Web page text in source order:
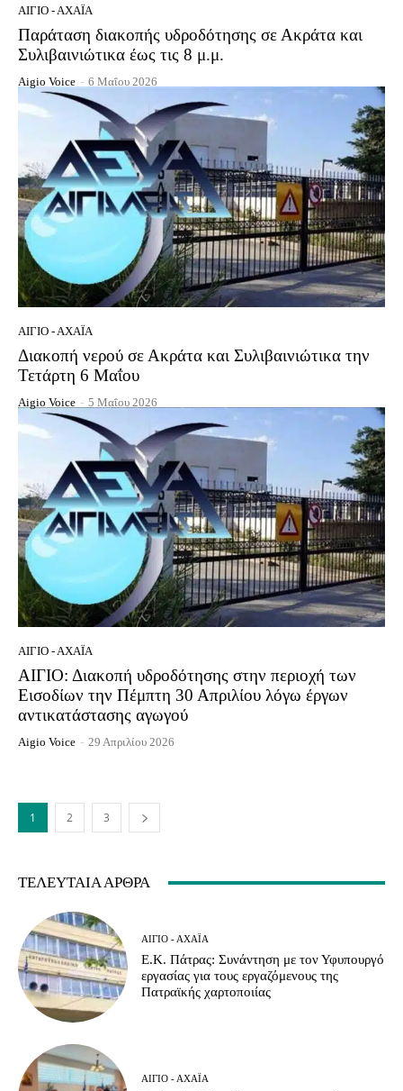
ΑΊΓΙΟ - ΑΧΑΪ́Α
Παράταση διακοπής υδροδότησης σε Ακράτα και
Συλιβαινιώτικα έως τις 8 μ.μ.
Aigio Voice - 6 Μαΐου 2026
ΑΊΓΙΟ - ΑΧΑΪ́Α
Διακοπή νερού σε Ακράτα και Συλιβαινιώτικα την
Τετάρτη 6 Μαΐου
Aigio Voice - 5 Μαΐου 2026
ΑΊΓΙΟ - ΑΧΑΪ́Α
ΑΙΓΙΟ: Διακοπή υδροδότησης στην περιοχή των
Εισοδίων την Πέμπτη 30 Απριλίου λόγω έργων
αντικατάστασης αγωγού
Aigio Voice - 29 Απριλίου 2026
1 2 3
ΤΕΛΕΥΤΑΊΑ ΆΡΘΡΑ
ΑΊΓΙΟ - ΑΧΑΪ́Α
Ε.Κ. Πάτρας: Συνάντηση με τον Υφυπουργό
εργασίας για τους εργαζόμενους της
Πατραϊκής χαρτοποιίας
ΑΊΓΙΟ - ΑΧΑΪ́Α